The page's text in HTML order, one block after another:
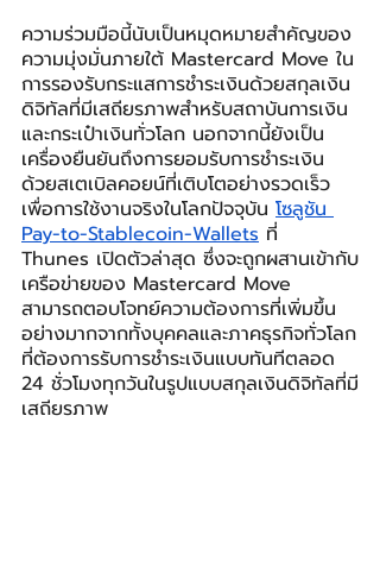
ความร่วมมือนี้นับเป็นหมุดหมายสำคัญของ
ความมุ่งมั่นภายใต้ Mastercard Move ใน
การรองรับกระแสการชำระเงินด้วยสกุลเงิน
ดิจิทัลที่มีเสถียรภาพสำหรับสถาบันการเงิน
และกระเป๋าเงินทั่วโลก นอกจากนี้ยังเป็น
เครื่องยืนยันถึงการยอมรับการชำระเงิน
ด้วยสเตเบิลคอยน์ที่เติบโตอย่างรวดเร็ว
เพื่อการใช้งานจริงในโลกปัจจุบัน โซลูชัน
Pay-to-Stablecoin-Wallets ที่
Thunes เปิดตัวล่าสุด ซึ่งจะถูกผสานเข้ากับ
เครือข่ายของ Mastercard Move
สามารถตอบโจทย์ความต้องการที่เพิ่มขึ้น
อย่างมากจากทั้งบุคคลและภาคธุรกิจทั่วโลก
ที่ต้องการรับการชำระเงินแบบทันทีตลอด
24 ชั่วโมงทุกวันในรูปแบบสกุลเงินดิจิทัลที่มี
เสถียรภาพ